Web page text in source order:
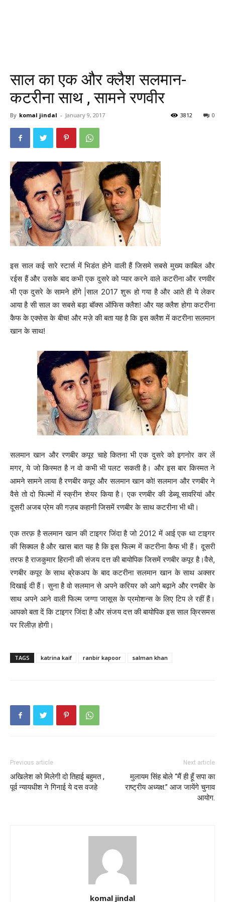
साल का एक और क्लैश सलमान-
कटरीना साथ , सामने रणवीर
By komal jindal - January 9, 2017 0
3812
इस साल कई सारे स्टार्स में भिडंत होने वाली हैं जिसमे सबसे मुख्य काबिल और
रईस हैं और उसके बाद कभी एक दुसरे को प्यार करने वाले कटरीना और रणवीर
भी एक दुसरे के सामने होंगे |साल 2017 शुरू हो गया है और आते ही ये लेकर
आया है सी साल का सबसे बड़ा बॉक्स ऑफिस क्लैश! और यह क्लैश होगा कटरीना
कैफ के एक्सेस के बीच! और मज़े की बता यह है कि इस क्लैश में कटरीना सलमान
खान के साथ!
सलमान खान और रणबीर कपूर चाहे कितना भी एक दुसरे को इगनोर कर लें
मगर, ये जो किस्मत है न वो कभी भी पलट सकती है। और इस बार किस्मत ने
आमने सामने लाया है रणबीर कपूर और सलमान खान को! सलमान और रणबीर ने
वैसे तो दो फिल्मों में स्क्रीन शेयर किया है। एक रणबीर की डेब्यू सावरियां और
दूसरी अजब प्रेम की गज़ब कहानी जिसमें रणबीर के साथ कटरीना भी थी।
एक तरफ़ है सलमान खान की टाइगर जिंदा है जो 2012 में आई एक था टाइगर
की सिक्वल है और खास बात यह है कि इस फिल्म में कटरीना कैफ भी हैं। दूसरी
तरफ है राजकुमार हिरानी की संजय दत्त की बायोपिक जिसमें रणबीर कपूर है।वैसे,
रणबीर कपूर के साथ ब्रेकअप के बाद कटरीना सलमान खान के साथ अक्सर
दिखाई दी हैं। सुना है वो सलमान से अपने करियर को आगे बढ़ाने और रणबीर के
साथ अपने आने वाली फिल्म जग्गा जासूस के प्रमोशन्स के लिए टिप ले रहीं हैं।
आपको बता दें कि टाइगर जिंदा है और संजय दत्त की बायोपिक इस साल क्रिसमस
पर रिलीज़ होगी।
TAGS katrina kaif ranbir kapoor salman khan
Previous article
अखिलेश को मिलेगी दो तिहाई बहुमत ,
पूर्व न्यायधीश ने गिनाई ये दस वजहे
Next article
मुलायम सिंह बोले “मैं ही हूँ सपा का
राष्ट्रीय अध्यक्ष.” आज जायेंगे चुनाव
आयोग.
komal jindal